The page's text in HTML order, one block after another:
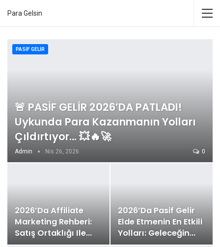
Para Gelsin
PASIF GELIR
🚨 PASİF GELİR 2026’DA PATLADI!
Uykunda Para Kazanmanın Yolları
Çıldırtıyor… 💥🔥🚀
Admin Nis 26, 2026 0
2026’da Affiliate
Marketing Rehberi:
Satış Ortaklığı Ile…
2026’da Pasif Gelir
Elde Etmenin En Etkili
Yolları: Geleceğin…